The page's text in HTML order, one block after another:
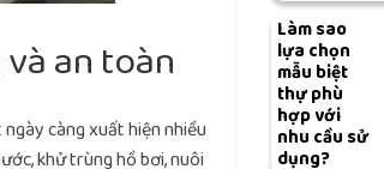
an toàn
càng xuất hiện nhiều
khử trùng hồ bơi, nuôi
Làm sao
lựa chọn
mẫu biệt
thự phù
hợp với
nhu cầu sử
dụng?